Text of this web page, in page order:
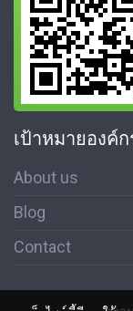
เป้าหมายองค์ก
About us
Blog
Contact